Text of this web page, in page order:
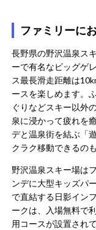
ファミリーに
長野県の野沢温泉ス
ーで有名なビッグゲ
ス最長滑走距離は
ースを楽しめます。
ぐりなどスキー以外
泉に浸かって疲れを
デと温泉街を結ぶ「
クラク移動できるの
野沢温泉スキー場は
ンデに大型キッズパ
で直結する日影イン
ークは、入場無料で
用コースが設置され